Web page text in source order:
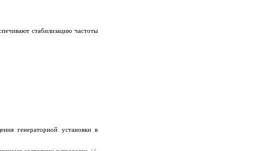
стабилизацию частоты
генераторной установки в